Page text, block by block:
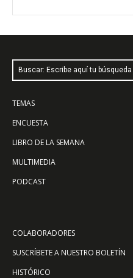
Buscar: Escribe aquí tu búsqueda
TEMAS
ENCUESTA
LIBRO DE LA SEMANA
MULTIMEDIA
PODCAST
COLABORADORES
SUSCRÍBETE A NUESTRO BOLETÍN
HISTÓRICO